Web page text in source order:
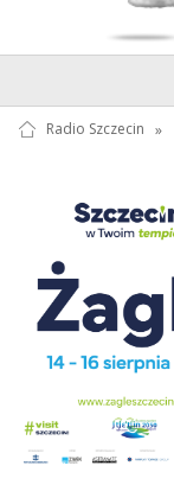
Radio Szczecin »